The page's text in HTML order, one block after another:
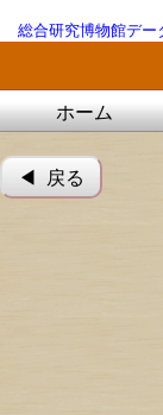
総合研究博物館デー
ホーム
◀︎ 戻る